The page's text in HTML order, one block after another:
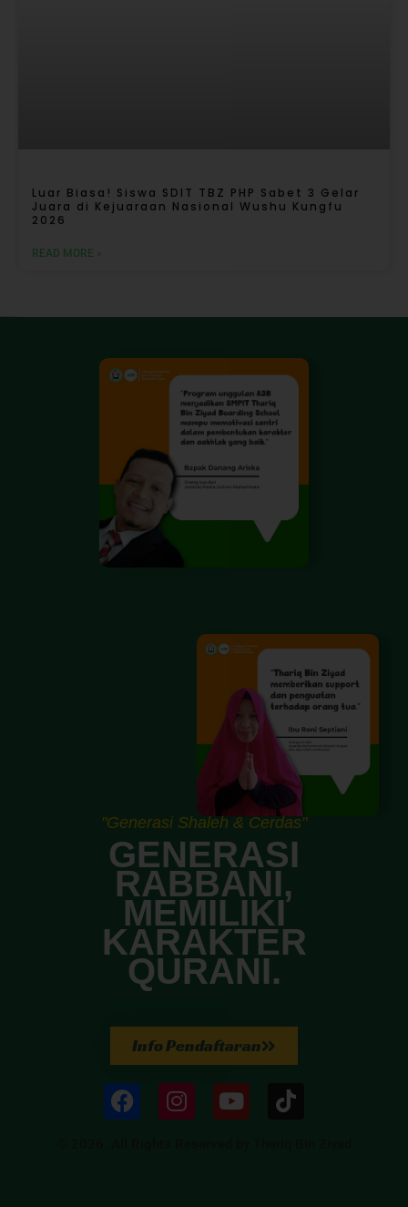
Luar Biasa! Siswa SDIT TBZ PHP Sabet 3 Gelar
Juara di Kejuaraan Nasional Wushu Kungfu
2026
READ MORE »
"Generasi Shaleh & Cerdas"
GENERASI
RABBANI,
MEMILIKI
KARAKTER
QURANI.
Info Pendaftaran